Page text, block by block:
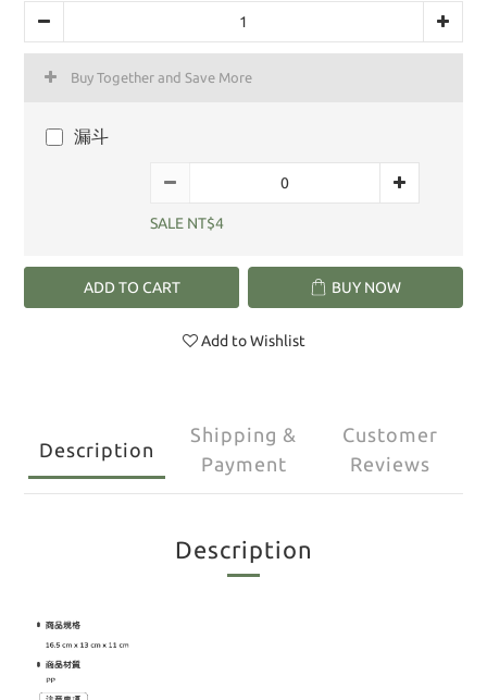
Buy Together and Save More
漏斗
SALE NT$4
ADD TO CART BUY NOW
Add to Wishlist
Description
Shipping &
Payment
Customer
Reviews
Description